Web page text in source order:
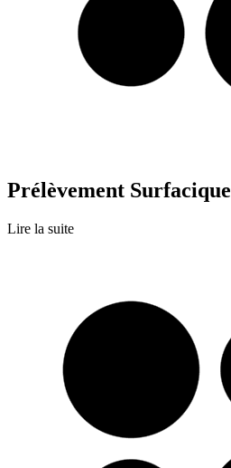
Prélèvement Surfacique
Lire la suite